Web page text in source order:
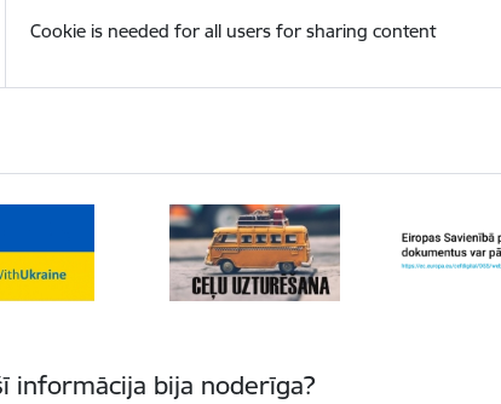
Cookie is needed for all users for sharing content
informācija bija noderīga?